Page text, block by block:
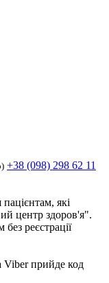
+38 (098) 298 62 11
які
центр здоров'я".
реєстрації
Viber прийде код